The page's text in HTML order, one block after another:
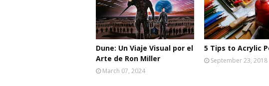
Dune: Un Viaje Visual por el
Arte de Ron Miller
March 07, 2024
5 Tips to Acrylic
September 23, 2018